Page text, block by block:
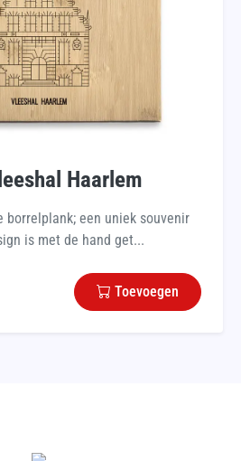
Haarlem
borrelplank; een uniek souvenir
is met de hand get...
Toevoegen